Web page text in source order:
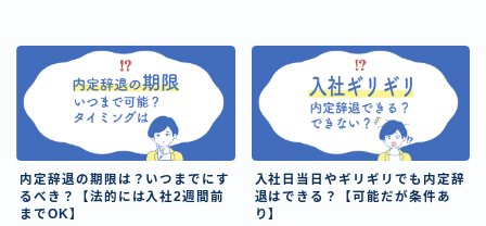
内定辞退の期限は？いつまでにす
るべき？【法的には入社2週間前
までOK】
入社日当日やギリギリでも内定辞
退はできる？【可能だが条件あ
り】